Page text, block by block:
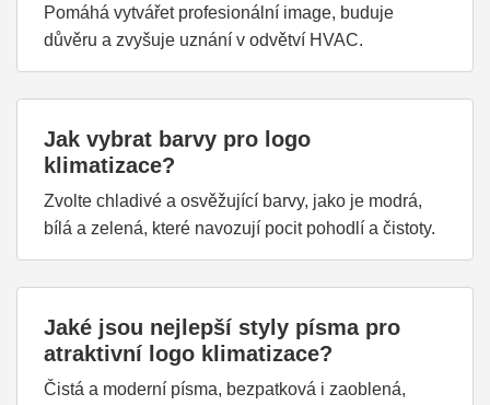
Pomáhá vytvářet profesionální image, buduje
důvěru a zvyšuje uznání v odvětví HVAC.
Jak vybrat barvy pro logo
klimatizace?
Zvolte chladivé a osvěžující barvy, jako je modrá,
bílá a zelená, které navozují pocit pohodlí a čistoty.
Jaké jsou nejlepší styly písma pro
atraktivní logo klimatizace?
Čistá a moderní písma, bezpatková i zaoblená,